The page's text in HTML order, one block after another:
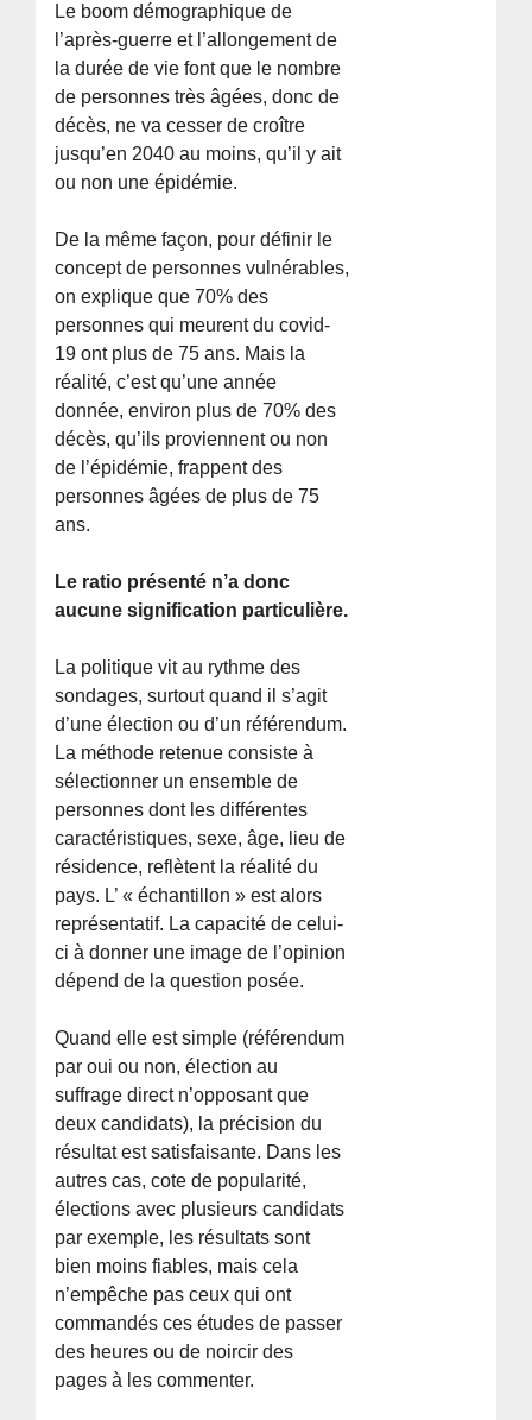
Le boom démographique de
l’après-guerre et l’allongement de
la durée de vie font que le nombre
de personnes très âgées, donc de
décès, ne va cesser de croître
jusqu’en 2040 au moins, qu’il y ait
ou non une épidémie.
De la même façon, pour définir le
concept de personnes vulnérables,
on explique que 70% des
personnes qui meurent du covid-
19 ont plus de 75 ans. Mais la
réalité, c’est qu’une année
donnée, environ plus de 70% des
décès, qu’ils proviennent ou non
de l’épidémie, frappent des
personnes âgées de plus de 75
ans.
Le ratio présenté n’a donc
aucune signification particulière.
La politique vit au rythme des
sondages, surtout quand il s’agit
d’une élection ou d’un référendum.
La méthode retenue consiste à
sélectionner un ensemble de
personnes dont les différentes
caractéristiques, sexe, âge, lieu de
résidence, reflètent la réalité du
pays. L’ « échantillon » est alors
représentatif. La capacité de celui-
ci à donner une image de l’opinion
dépend de la question posée.
Quand elle est simple (référendum
par oui ou non, élection au
suffrage direct n’opposant que
deux candidats), la précision du
résultat est satisfaisante. Dans les
autres cas, cote de popularité,
élections avec plusieurs candidats
par exemple, les résultats sont
bien moins fiables, mais cela
n’empêche pas ceux qui ont
commandés ces études de passer
des heures ou de noircir des
pages à les commenter.